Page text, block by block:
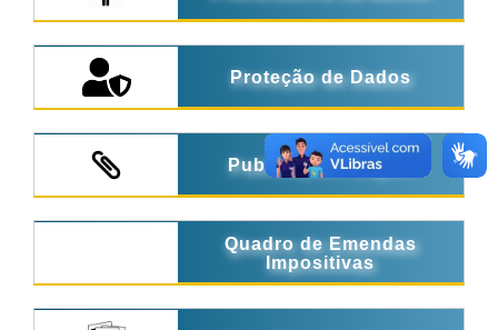
Proteção de Dados
Publicações Legais
Quadro de Emendas
Impositivas